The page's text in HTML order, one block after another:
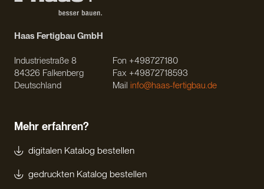
Haas Fertigbau GmbH
Industriestraße 8
84326 Falkenberg
Deutschland
Fon +498727180
Fax +49872718593
Mail info@haas-fertigbau.de
Mehr erfahren?
digitalen Katalog bestellen
gedruckten Katalog bestellen